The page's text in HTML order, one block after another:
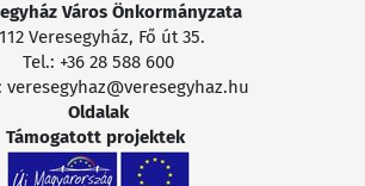
Város Önkormányzata
Veresegyház, Fő út 35.
Tel.: +36 28 588 600
veresegyhaz@veresegyhaz.hu
Oldalak
Támogatott projektek